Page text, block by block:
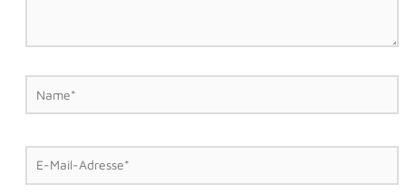
Name*
E-
Mail-
Adresse*